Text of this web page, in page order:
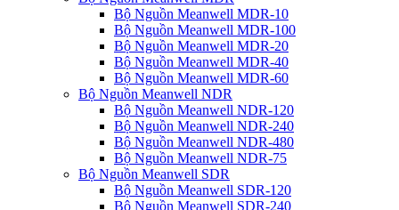
Bộ Nguồn Meanwell MDR-10
Bộ Nguồn Meanwell MDR-100
Bộ Nguồn Meanwell MDR-20
Bộ Nguồn Meanwell MDR-40
Bộ Nguồn Meanwell MDR-60
Bộ Nguồn Meanwell NDR
Bộ Nguồn Meanwell NDR-120
Bộ Nguồn Meanwell NDR-240
Bộ Nguồn Meanwell NDR-480
Bộ Nguồn Meanwell NDR-75
Bộ Nguồn Meanwell SDR
Bộ Nguồn Meanwell SDR-120
Bộ Nguồn Meanwell SDR-240